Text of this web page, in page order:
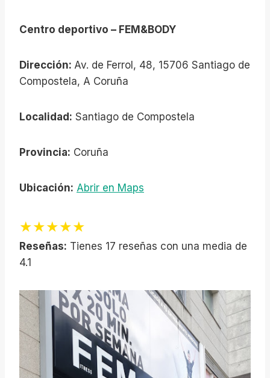
Centro deportivo – FEM&BODY
Dirección: Av. de Ferrol, 48, 15706 Santiago de
Compostela, A Coruña
Localidad: Santiago de Compostela
Provincia: Coruña
Ubicación: Abrir en Maps
★★★★★
Reseñas: Tienes 17 reseñas con una media de
4.1